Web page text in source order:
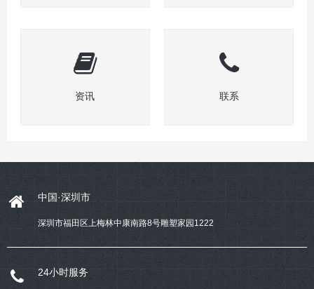
资讯 联系
中国·深圳市
深圳市福田区上梅林中康南路8号雕塑家园1222
24小时服务